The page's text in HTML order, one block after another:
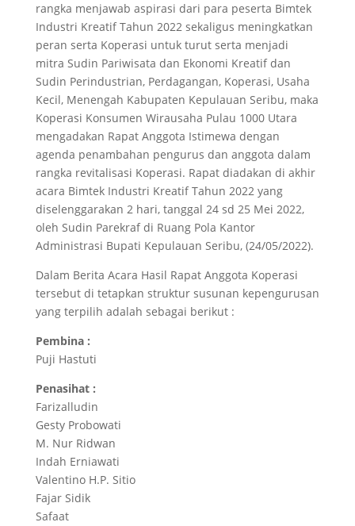
rangka menjawab aspirasi dari para peserta Bimtek
Industri Kreatif Tahun 2022 sekaligus meningkatkan
peran serta Koperasi untuk turut serta menjadi
mitra Sudin Pariwisata dan Ekonomi Kreatif dan
Sudin Perindustrian, Perdagangan, Koperasi, Usaha
Kecil, Menengah Kabupaten Kepulauan Seribu, maka
Koperasi Konsumen Wirausaha Pulau 1000 Utara
mengadakan Rapat Anggota Istimewa dengan
agenda penambahan pengurus dan anggota dalam
rangka revitalisasi Koperasi. Rapat diadakan di akhir
acara Bimtek Industri Kreatif Tahun 2022 yang
diselenggarakan 2 hari, tanggal 24 sd 25 Mei 2022,
oleh Sudin Parekraf di Ruang Pola Kantor
Administrasi Bupati Kepulauan Seribu, (24/05/2022).
Dalam Berita Acara Hasil Rapat Anggota Koperasi
tersebut di tetapkan struktur susunan kepengurusan
yang terpilih adalah sebagai berikut :
Pembina :
Puji Hastuti
Penasihat :
Farizalludin
Gesty Probowati
M. Nur Ridwan
Indah Erniawati
Valentino H.P. Sitio
Fajar Sidik
Safaat